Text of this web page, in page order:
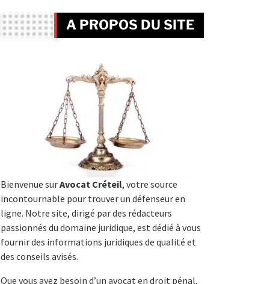
A PROPOS DU SITE
Bienvenue surAvocat Créteil, votre source
incontournable pour trouver un défenseur en
ligne. Notre site, dirigé par des rédacteurs
passionnés du domaine juridique, est dédié à vous
fournir des informations juridiques de qualité et
des conseils avisés.
Que vous ayez besoin d’un avocat en droit pénal,